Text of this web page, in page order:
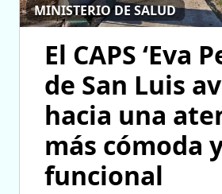
MINISTERIO DE SALUD
El CAPS ‘Eva
de San Luis
hacia una
más cómoda
funcional